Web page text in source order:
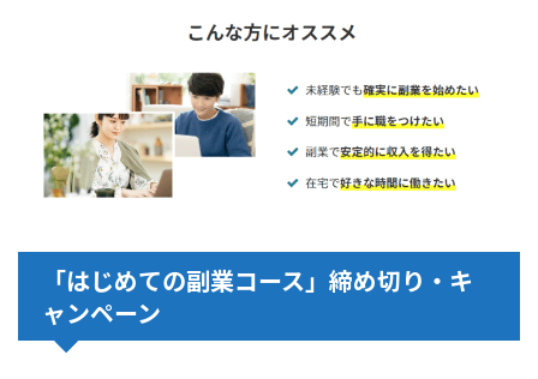
「はじめての副業コース」締め切り・キ
ャンペーン